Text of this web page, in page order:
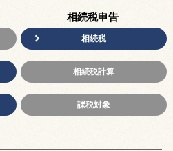
相続税申告
相続税
相続税計算
課税対象